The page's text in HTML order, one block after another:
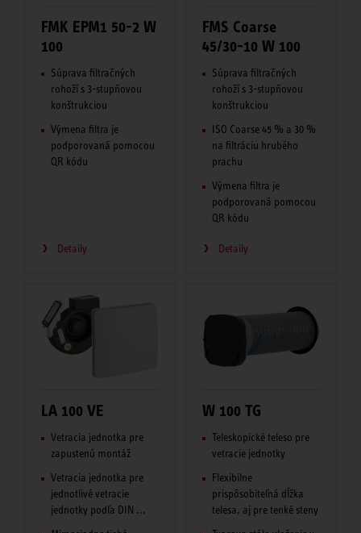
FMK EPM1 50-2 W
100
Súprava filtračných
rohoží s 3-stupňovou
konštrukciou
Výmena filtra je
podporovaná pomocou
QR kódu
Detaily
FMS Coarse
45/30-10 W 100
Súprava filtračných
rohoží s 3-stupňovou
konštrukciou
ISO Coarse 45 % a 30 %
na filtráciu hrubého
prachu
Výmena filtra je
podporovaná pomocou
QR kódu
Detaily
LA 100 VE
Vetracia jednotka pre
zapustenú montáž
Vetracia jednotka pre
jednotlivé vetracie
jednotky podľa DIN ...
W 100 TG
Teleskopické teleso pre
vetracie jednotky
Flexibilne
prispôsobiteľná dĺžka
telesa, aj pre tenké steny